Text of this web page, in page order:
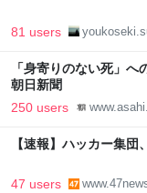
81 users
「身寄りのない死」
朝日新聞
250 users
【速報】ハッカー集
47 users